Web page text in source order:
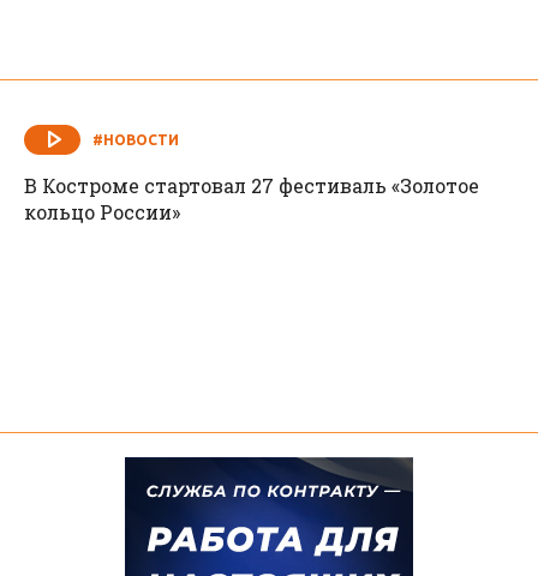
#НОВОСТИ
В Костроме стартовал 27 фестиваль «Золотое
кольцо России»